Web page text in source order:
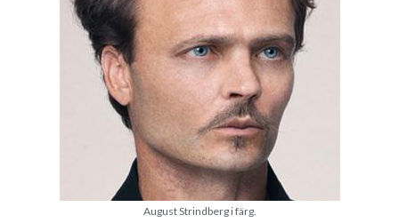
August Strindberg i färg.